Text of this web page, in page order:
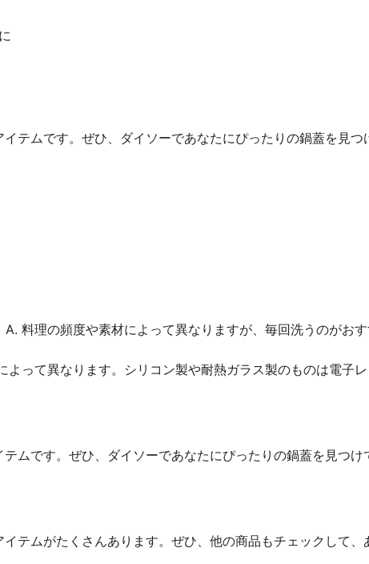
テムです。ぜひ、ダイソーであなたにぴったりの鍋蓋を見
A. 料理の頻度や素材によって異なりますが、毎回洗うのがお
よって異なります。シリコン製や耐熱ガラス製のものは電子
ムです。ぜひ、ダイソーであなたにぴったりの鍋蓋を見つけ
テムがたくさんあります。ぜひ、他の商品もチェックして